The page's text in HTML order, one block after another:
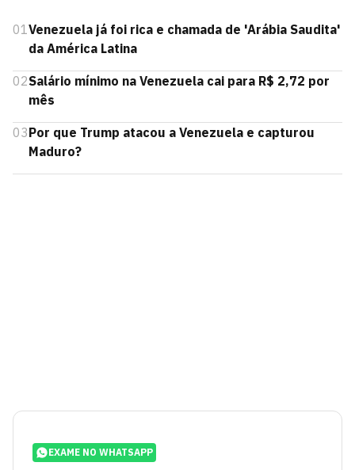
01Venezuela já foi rica e chamada de 'Arábia Saudita'
da América Latina
02Salário mínimo na Venezuela cai para R$ 2,72 por
mês
03Por que Trump atacou a Venezuela e capturou
Maduro?
EXAME NO WHATSAPP